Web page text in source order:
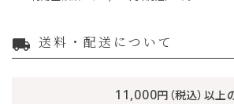
local_shipping 送料・配送について
11,000円（税込）以上